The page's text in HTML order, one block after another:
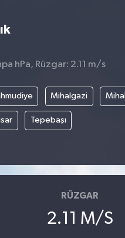
hPa, Rüzgar: 2.11 m/s
Mihalgazi
Tepebaşı
RÜZGAR
2.11 M/S